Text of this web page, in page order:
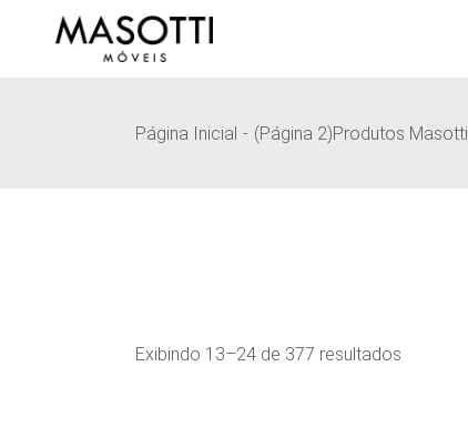
Página Inicial (Página 2)Produtos Masotti
Exibindo 13–24 de 377 resultados